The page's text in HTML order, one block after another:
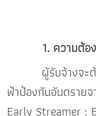
1. ความต้อ
ผู้รับจ้างจะต้อ
ฟ้าป้องกันอันตราย
Early Streamer :